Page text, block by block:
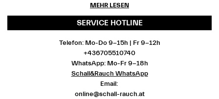
MEHR LESEN
SERVICE HOTLINE
Telefon: Mo-Do 9-15h | Fr 9-12h
+436705510740
WhatsApp: Mo-Fr 9-18h
Schall&Rauch WhatsApp
Email:
online@schall-rauch.at